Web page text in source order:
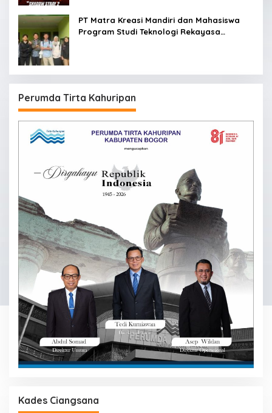
PT Matra Kreasi Mandiri dan Mahasiswa
Program Studi Teknologi Rekayasa
Masyarakat
Perumda Tirta Kahuripan
Kades Ciangsana